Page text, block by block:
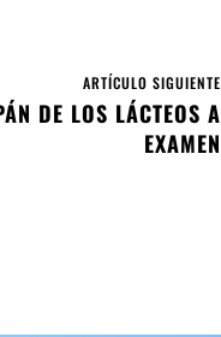
ARTÍCULO SIGUIENTE
DE LOS LÁCTEOS A
EXAMEN